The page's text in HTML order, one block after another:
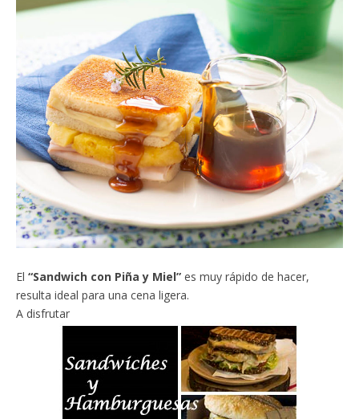
El “Sandwich con Piña y Miel” es muy rápido de hacer,
resulta ideal para una cena ligera.
A disfrutar